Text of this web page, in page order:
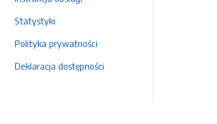
Statystyki
Polityka prywatności
Deklaracja dostępności